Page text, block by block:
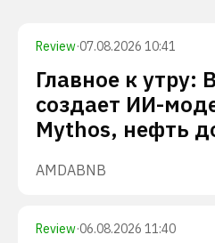
Review·07.08.2026 10:41
Главное к утру:
создает ИИ-
Mythos, нефть
AMDABNB
Review·06.08.2026 11:40